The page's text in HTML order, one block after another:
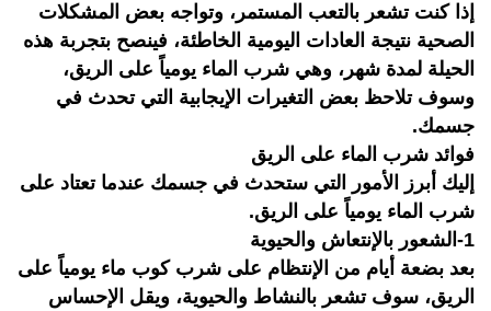
إذا كنت تشعر بالتعب المستمر، وتواجه بعض المشكلات
الصحية نتيجة العادات اليومية الخاطئة، فينصح بتجربة هذه
الحيلة لمدة شهر، وهي شرب الماء يومياً على الريق،
وسوف تلاحظ بعض التغيرات الإيجابية التي تحدث في
جسمك.
فوائد شرب الماء على الريق
إليك أبرز الأمور التي ستحدث في جسمك عندما تعتاد على
شرب الماء يومياً على الريق.
1-الشعور بالإنتعاش والحيوية
بعد بضعة أيام من الإنتظام على شرب كوب ماء يومياً على
الريق، سوف تشعر بالنشاط والحيوية، ويقل الإحساس